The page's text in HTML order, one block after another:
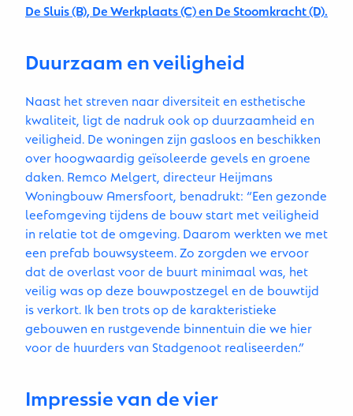
De Sluis (B), De Werkplaats (C) en De Stoomkracht (D).
Duurzaam en veiligheid
Naast het streven naar diversiteit en esthetische
kwaliteit, ligt de nadruk ook op duurzaamheid en
veiligheid. De woningen zijn gasloos en beschikken
over hoogwaardig geïsoleerde gevels en groene
daken. Remco Melgert, directeur Heijmans
Woningbouw Amersfoort, benadrukt: “Een gezonde
leefomgeving tijdens de bouw start met veiligheid
in relatie tot de omgeving. Daarom werkten we met
een prefab bouwsysteem. Zo zorgden we ervoor
dat de overlast voor de buurt minimaal was, het
veilig was op deze bouwpostzegel en de bouwtijd
is verkort. Ik ben trots op de karakteristieke
gebouwen en rustgevende binnentuin die we hier
voor de huurders van Stadgenoot realiseerden.”
Impressie van de vier